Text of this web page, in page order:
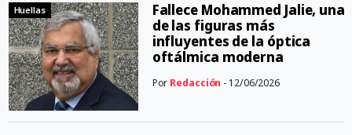
Huellas
Fallece Mohammed Jalie, una
de las figuras más
influyentes de la óptica
oftálmica moderna
Por Redacción - 12/06/2026